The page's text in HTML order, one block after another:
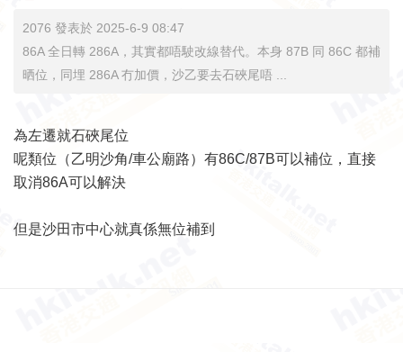
2076 發表於 2025-6-9 08:47
86A 全日轉 286A，其實都唔駛改線替代。本身 87B 同 86C 都補
晒位，同埋 286A 冇加價，沙乙要去石硤尾唔 ...
為左遷就石硤尾位
呢類位（乙明沙角/車公廟路）有86C/87B可以補位，直接
取消86A可以解決
但是沙田市中心就真係無位補到